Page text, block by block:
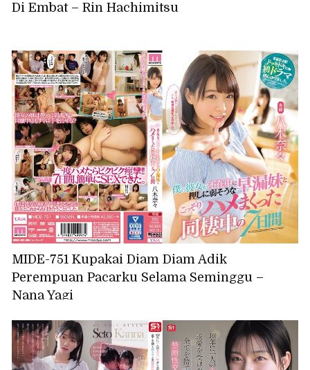
Di Embat – Rin Hachimitsu
MIDE-751 Kupakai Diam Diam Adik
Perempuan Pacarku Selama Seminggu –
Nana Yagi